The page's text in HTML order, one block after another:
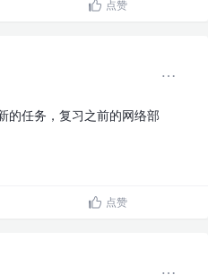
点赞
的任务，复习之前的网络部
点赞